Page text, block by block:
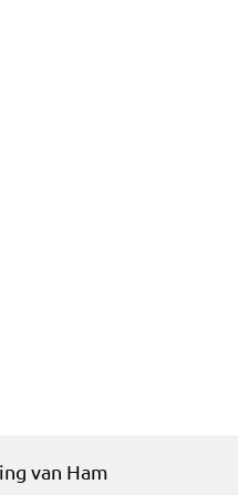
van Ham